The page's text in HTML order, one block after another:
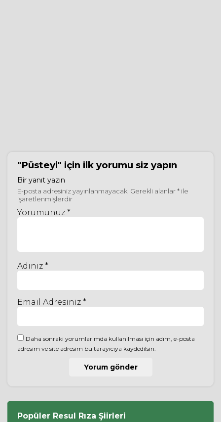
"Püsteyi" için ilk yorumu siz yapın
Bir yanıt yazın
E-posta adresiniz yayınlanmayacak. Gerekli alanlar* ile
işaretlenmişlerdir
Yorumunuz *
Adınız *
Email Adresiniz *
Daha sonraki yorumlarımda kullanılması için adım, e-posta
adresim ve site adresim bu tarayıcıya kaydedilsin.
Popüler Resul Rıza Şiirleri